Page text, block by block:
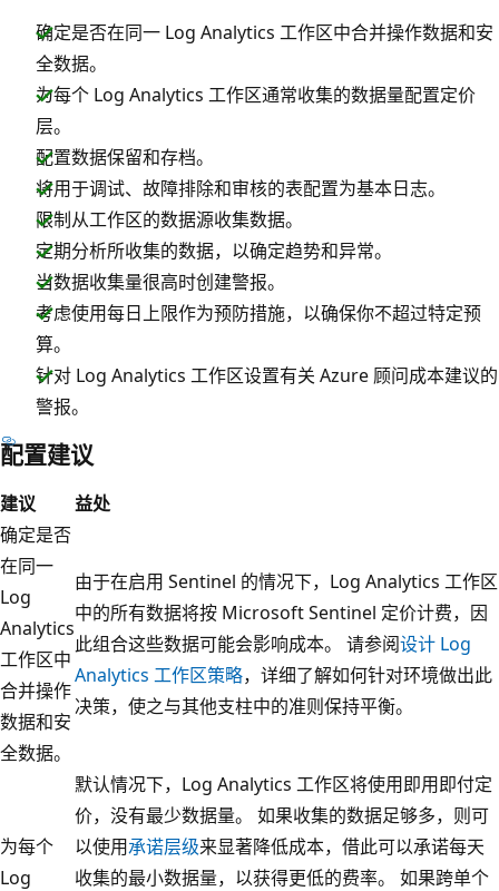
确定是否在同一 Log Analytics 工作区中合并操作数据和安
全数据。
为每个 Log Analytics 工作区通常收集的数据量配置定价
层。
配置数据保留和存档。
将用于调试、故障排除和审核的表配置为基本日志。
限制从工作区的数据源收集数据。
定期分析所收集的数据，以确定趋势和异常。
当数据收集量很高时创建警报。
考虑使用每日上限作为预防措施，以确保你不超过特定预
算。
针对 Log Analytics 工作区设置有关 Azure 顾问成本建议的
警报。
配置建议
建议
益处
确定是否
在同一
Log
Analytics
工作区中
合并操作
数据和安
全数据。
由于在启用 Sentinel 的情况下，Log Analytics 工作区
中的所有数据将按 Microsoft Sentinel 定价计费，因
此组合这些数据可能会影响成本。 请参阅设计 Log
Analytics 工作区策略，详细了解如何针对环境做出此
决策，使之与其他支柱中的准则保持平衡。
为每个
Log
默认情况下，Log Analytics 工作区将使用即用即付定
价，没有最少数据量。 如果收集的数据足够多，则可
以使用承诺层级来显著降低成本，借此可以承诺每天
收集的最小数据量，以获得更低的费率。 如果跨单个